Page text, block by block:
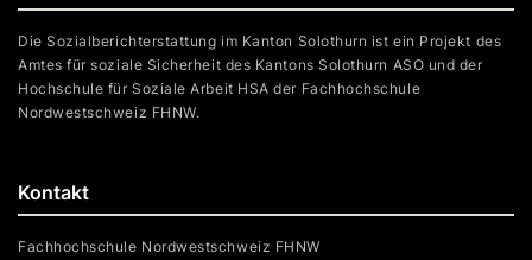
Kontakt
Fachhochschule Nordwestschweiz FHNW
Die Sozialberichterstattung im Kanton Solothurn ist ein Projekt des
Amtes für soziale Sicherheit des Kantons Solothurn ASO und der
Hochschule für Soziale Arbeit HSA der Fachhochschule
Nordwestschweiz FHNW.